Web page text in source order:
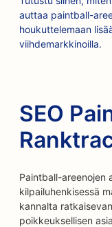
auttaa paintball-
houkuttelemaan
viihdemarkkinoilla.
SEO
Paintball-areenojen
kilpailuhenkisessä
kannalta
poikkeuksellisen